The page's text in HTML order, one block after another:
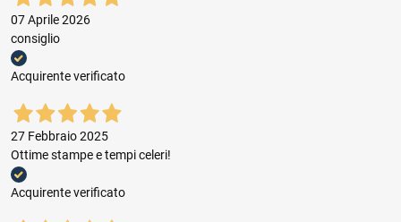
07 Aprile 2026
consiglio
Acquirente verificato
27 Febbraio 2025
Ottime stampe e tempi celeri!
Acquirente verificato